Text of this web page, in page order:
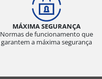
MÁXIMA SEGURANÇA
Normas de funcionamento que
garantem a máxima segurança